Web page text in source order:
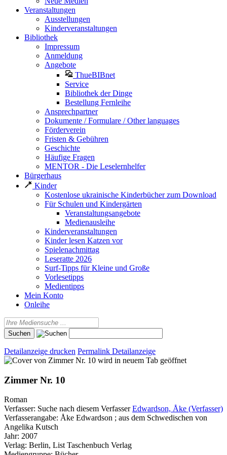
Veranstaltungen
Ausstellungen
Kinderveranstaltungen
Bibliothek
Impressum
Anmeldung
Angebote
ThueBIBnet
Service
Bibliothek der Dinge
Bestellung Fernleihe
Ansprechpartner
Dokumente / Formulare / Other languages
Förderverein
Fristen & Gebühren
Geschichte
Häufige Fragen
MENTOR - Die Leselernhelfer
Bürgerhaus
Kinder
Kostenlose ukrainische Kinderbücher zum Download
Für Schulen und Kindergärten
Veranstaltungsangebote
Medienausleihe
Kinderveranstaltungen
Kinder lesen Katzen vor
Spielenachmittag
Leseratte 2026
Surf-Tipps für Kleine und Große
Vorlesetipps
Medientipps
Mein Konto
Onleihe
Detailanzeige drucken Permalink Detailanzeige
wird in neuem Tab geöffnet
Zimmer Nr. 10
Roman
Verfasser: Suche nach diesem Verfasser Edwardson, Åke (Verfasser)
Verfasserangabe: Åke Edwardson ; aus dem Schwedischen von
Angelika Kutsch
Jahr: 2007
Verlag: Berlin, List Taschenbuch Verlag